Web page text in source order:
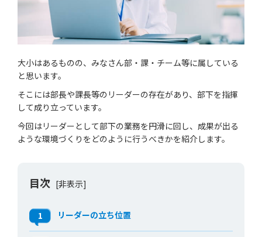
大小はあるものの、みなさん部・課・チーム等に属している
と思います。
そこには部長や課長等のリーダーの存在があり、部下を指揮
して成り立っています。
今回はリーダーとして部下の業務を円滑に回し、成果が出る
ような環境づくりをどのように行うべきかを紹介します。
目次 [非表示]
1 リーダーの立ち位置